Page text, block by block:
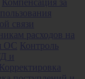
Компенсация за
связи
расходов на
ОС
Контроль
и
Корректировка